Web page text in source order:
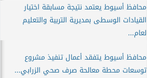
محافظ أسيوط يعتمد نتيجة مسابقة اختيار
القيادات الوسطى بمديرية التربية والتعليم
لعام...
محافظ أسيوط يتفقد أعمال تنفيذ مشروع
توسعات محطة معالحة صرف صحي الزرابي...